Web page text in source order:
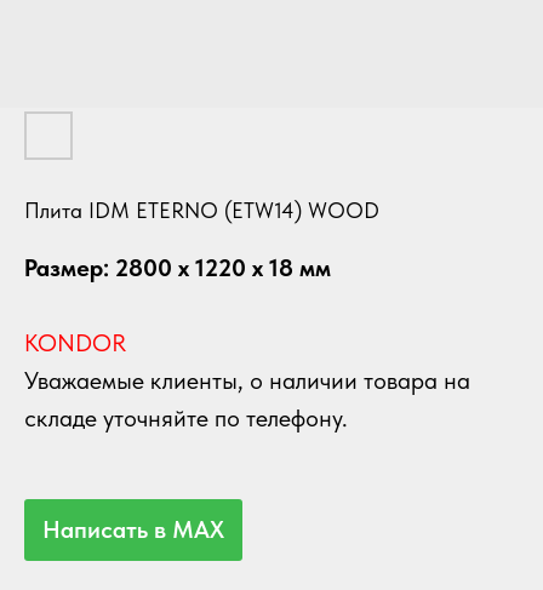
Плита IDM ETERNO (ETW14) WOOD
Размер: 2800 х 1220 х 18 мм
KONDOR
Уважаемые клиенты, о наличии товара на
складе уточняйте по телефону.
Написать в MAX